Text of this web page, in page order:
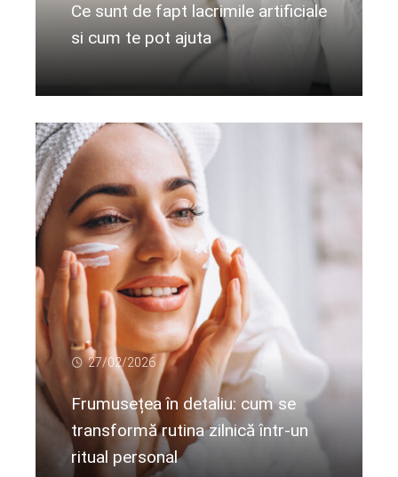
Ce sunt de fapt lacrimile artificiale
si cum te pot ajuta
27/02/2026
Frumusețea în detaliu: cum se
transformă rutina zilnică într-un
ritual personal